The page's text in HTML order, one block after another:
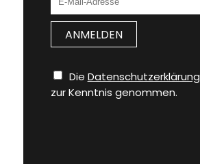
Die Datenschutzerklärung
zur Kenntnis genommen.